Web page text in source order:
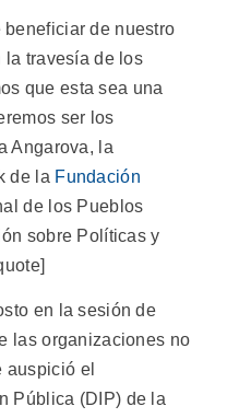
de nuestro
la travesía de los
que esta sea una
ser los
Angarova, la
de la Fundación
de los Pueblos
sobre Políticas y
en la sesión de
las organizaciones no
auspició el
Pública (DIP) de la